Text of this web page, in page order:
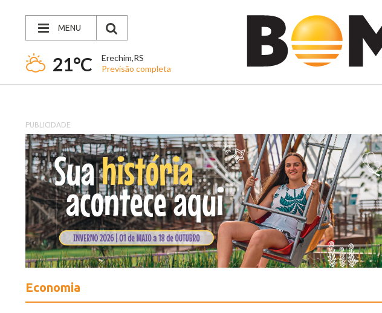
MENU
21°C
Erechim,RS
Previsão completa
PUBLICIDADE
Economia